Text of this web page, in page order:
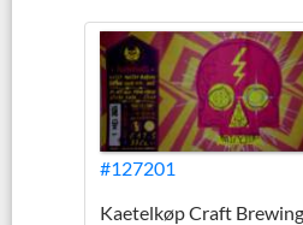
#127201
Kaetelkøp Craft Brewing